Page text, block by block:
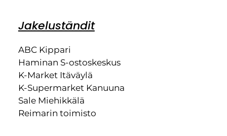
Jakeluständit
ABC Kippari
Haminan S-ostoskeskus
K-Market Itäväylä
K-Supermarket Kanuuna
Sale Miehikkälä
Reimarin toimisto